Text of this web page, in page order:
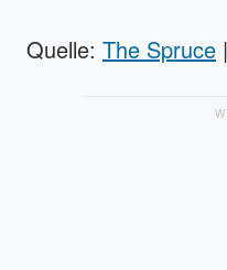
Quelle: The Spruce